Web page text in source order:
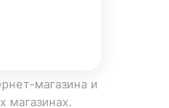
магазина и
магазинах.